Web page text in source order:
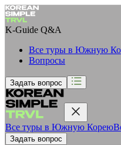
K-Guide Q&A
Все туры в Южную
Вопросы
Задать вопрос
Все туры в Южную Корею
Задать вопрос